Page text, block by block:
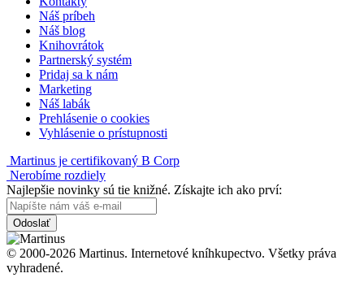
Náš príbeh
Náš blog
Knihovrátok
Partnerský systém
Pridaj sa k nám
Marketing
Náš labák
Prehlásenie o cookies
Vyhlásenie o prístupnosti
Martinus je certifikovaný B Corp
Nerobíme rozdiely
Najlepšie novinky sú tie knižné. Získajte ich ako prví:
Odoslať
© 2000-2026 Martinus. Internetové kníhkupectvo. Všetky práva
vyhradené.